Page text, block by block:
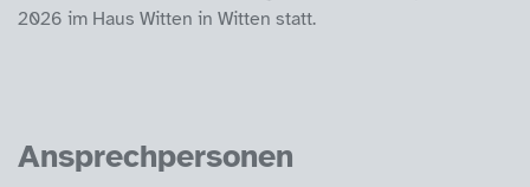
2026 im Haus Witten in Witten statt.
Ansprechpersonen